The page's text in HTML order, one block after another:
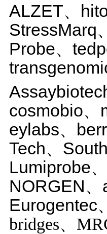
ALZET、
StressMarq
Probe、
cosmobio、
eylabs、
Tech、
Lumiprobe
NORGEN、
Eurogentec
bridges、